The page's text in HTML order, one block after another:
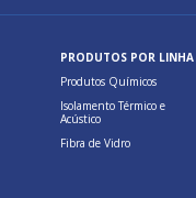
PRODUTOS POR LINHA
Produtos Químicos
Isolamento Térmico e
Acústico
Fibra de Vidro